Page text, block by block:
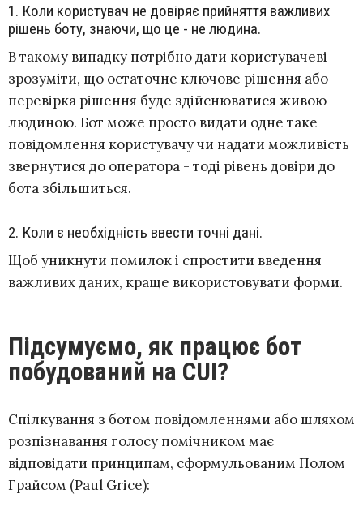
1. Коли користувач не довіряє прийняття важливих
рішень боту, знаючи, що це - не людина.
В такому випадку потрібно дати користувачеві
зрозуміти, що остаточне ключове рішення або
перевірка рішення буде здійснюватися живою
людиною. Бот може просто видати одне таке
повідомлення користувачу чи надати можливість
звернутися до оператора - тоді рівень довіри до
бота збільшиться.
2. Коли є необхідність ввести точні дані.
Щоб уникнути помилок і спростити введення
важливих даних, краще використовувати форми.
Підсумуємо, як працює бот
побудований на CUI?
Спілкування з ботом повідомленнями або шляхом
розпізнавання голосу помічником має
відповідати принципам, сформульованим Полом
Грайсом (Paul Grice):